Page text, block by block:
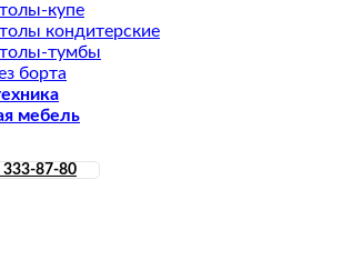
купе
кондитерские
тумбы
борта
мебель
333-87-80